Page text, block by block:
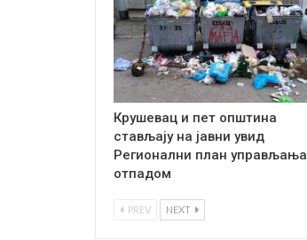
Крушевац и пет општина
стављају на јавни увид
Регионални план управљања
отпадом
PREV NEXT